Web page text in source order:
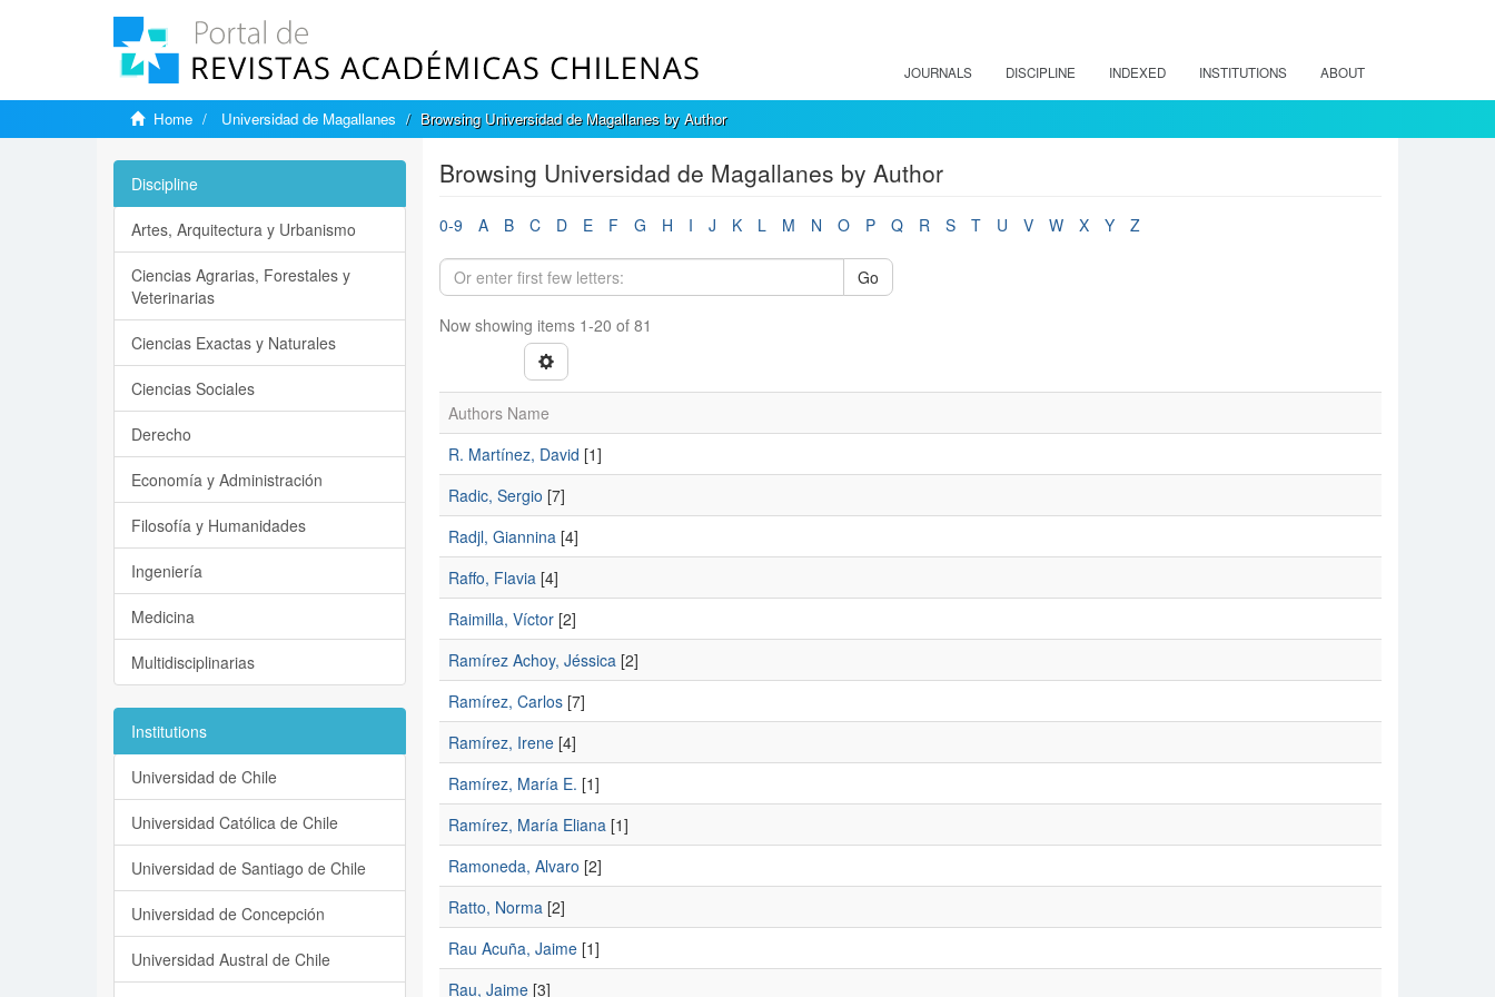
JOURNALS DISCIPLINE INDEXED INSTITUTIONS ABOUT
Home Universidad de Magallanes Browsing Universidad de Magallanes by Author
Browsing Universidad de Magallanes by Author
0-9 A B C D E F G H I J K L M N O P Q R S T U V W X Y Z
Go
Now showing items 1-20 of 81
Authors Name
R. Martínez, David [1]
Radic, Sergio [7]
Radjl, Giannina[4]
Raffo, Flavia[4]
Raimilla, Víctor[2]
Ramírez Achoy, Jéssica[2]
Ramírez, Carlos[7]
Ramírez, Irene[4]
Ramírez, María E. [1]
Ramírez, María Eliana[1]
Ramoneda, Alvaro [2]
Ratto, Norma[2]
Rau Acuña, Jaime[1]
Rau, Jaime[3]
Discipline
Artes, Arquitectura y Urbanismo
Ciencias Agrarias, Forestales y
Veterinarias
Ciencias Exactas y Naturales
Ciencias Sociales
Derecho
Economía y Administración
Filosofía y Humanidades
Ingeniería
Medicina
Multidisciplinarias
Institutions
Universidad de Chile
Universidad Católica de Chile
Universidad de Santiago de Chile
Universidad de Concepción
Universidad Austral de Chile